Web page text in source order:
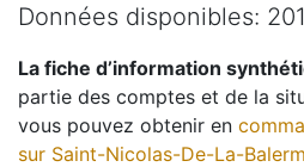
Données disponibles:
La fiche d’information
partie des comptes et de la
vous pouvez obtenir en
sur Saint-Nicolas-De-La-